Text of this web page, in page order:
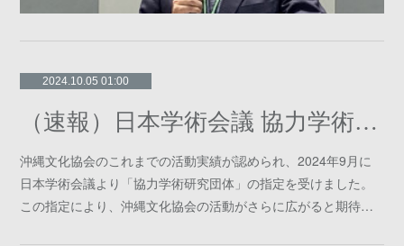
2024.10.05 01:00
（速報）日本学術会議 協力学術研究団体
沖縄文化協会のこれまでの活動実績が認められ、2024年9月に
日本学術会議より「協力学術研究団体」の指定を受けました。
この指定により、沖縄文化協会の活動がさらに広がると期待…